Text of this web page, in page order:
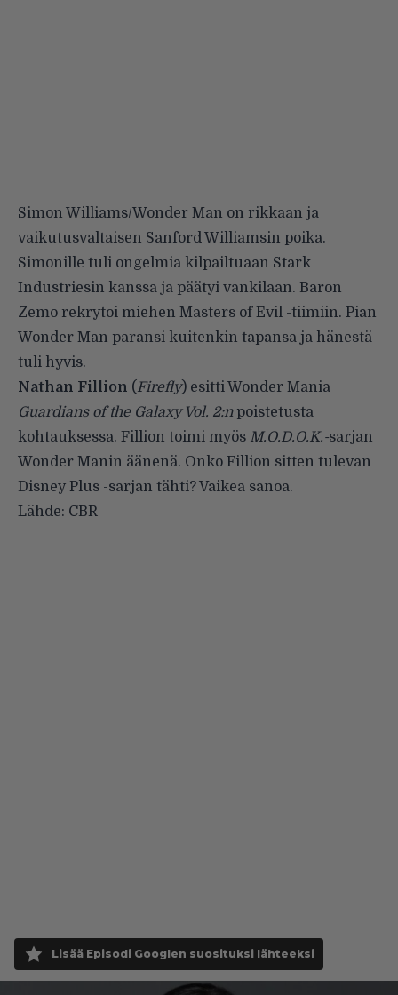
Simon Williams/Wonder Man on rikkaan ja
vaikutusvaltaisen Sanford Williamsin poika.
Simonille tuli ongelmia kilpailtuaan Stark
Industriesin kanssa ja päätyi vankilaan. Baron
Zemo rekrytoi miehen Masters of Evil -tiimiin. Pian
Wonder Man paransi kuitenkin tapansa ja hänestä
tuli hyvis.
Nathan Fillion (Firefly) esitti Wonder Mania
Guardians of the Galaxy Vol. 2:npoistetusta
kohtauksessa. Fillion toimi myös M.O.D.O.K.-sarjan
Wonder Manin äänenä. Onko Fillion sitten tulevan
Disney Plus -sarjan tähti? Vaikea sanoa.
Lähde: CBR
Lisää Episodi Googlen suosituksi lähteeksi